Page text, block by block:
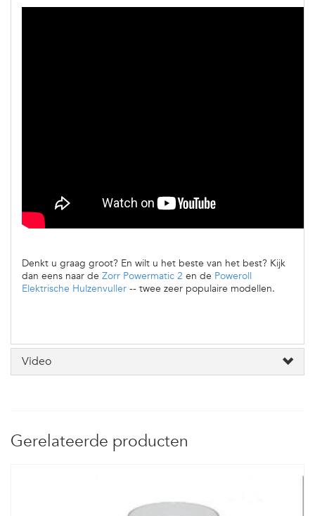
Denkt u graag groot? En wilt u het beste van het best? Kijk
dan eens naar de Zorr Powermatic 2 en de Poweroll
Elektrische Hulzenvuller -- twee zeer populaire modellen.
Video
Gerelateerde producten